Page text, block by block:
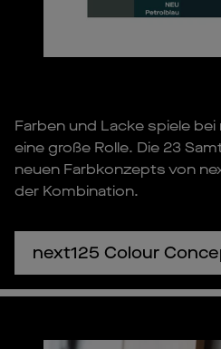
Farben und Lacke spiele
eine große Rolle. Die 23
neuen Farbkonzepts von
der Kombination.
next125 Colour